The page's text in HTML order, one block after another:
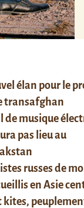
élan pour le
transafghan
de musique
pas lieu au
russes de
en Asie
kites,